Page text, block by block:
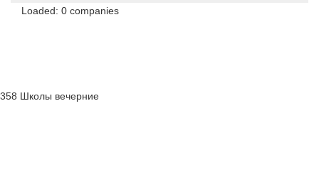
Loaded: 0 companies
358 Школы вечерние